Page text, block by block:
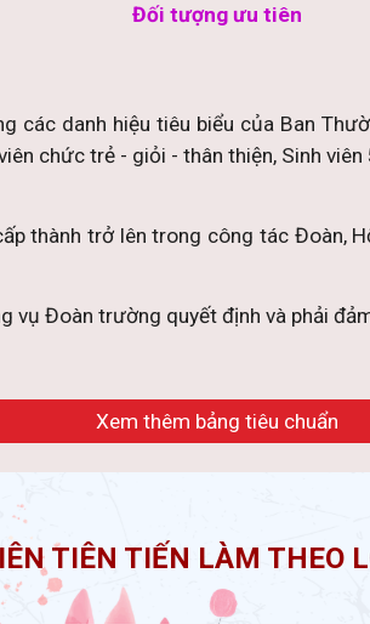
Đối tượng ưu tiên
các danh hiệu tiêu biểu của Ban
chức trẻ - giỏi - thân thiện, Sinh
thành trở lên trong công tác Đoàn,
Đoàn trường quyết định và phải
Xem thêm bảng tiêu chuẩn
TIÊN TIẾN LÀM THEO